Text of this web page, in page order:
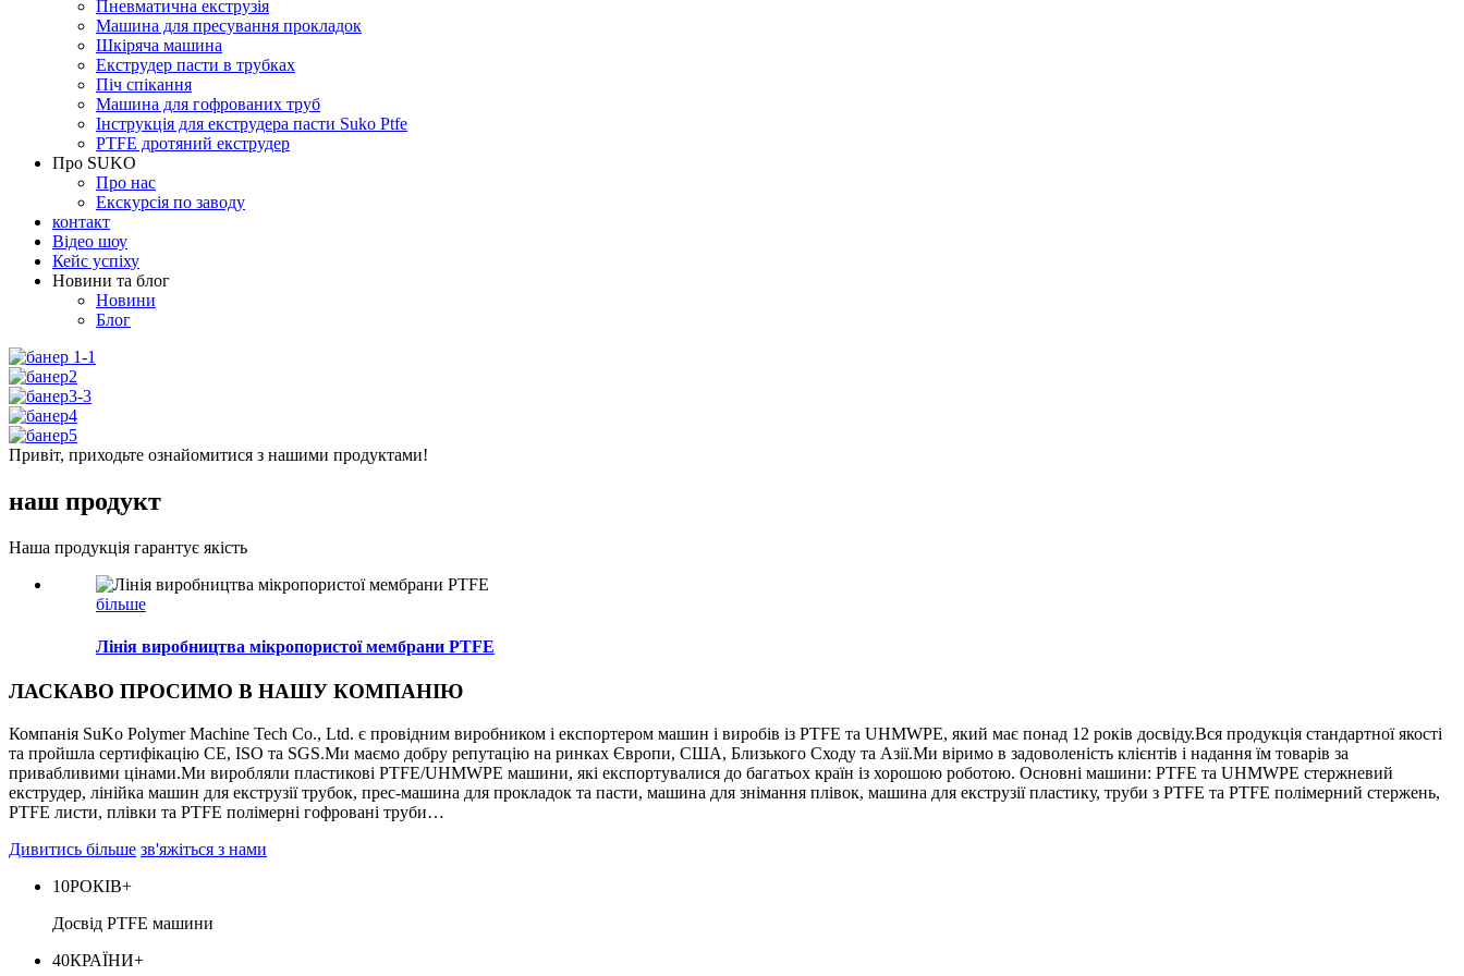
Пневматична екструзія
Машина для пресування прокладок
Шкіряча машина
Екструдер пасти в трубках
Піч спікання
Машина для гофрованих труб
Інструкція для екструдера пасти Suko Ptfe
PTFE дротяний екструдер
Про SUKO
Про нас
Екскурсія по заводу
контакт
Відео шоу
Кейс успіху
Новини та блог
Новини
Блог
Привіт, приходьте ознайомитися з нашими продуктами!
наш продукт
Наша продукція гарантує якість
більше
Лінія виробництва мікропористої мембрани PTFE
ЛАСКАВО ПРОСИМО В НАШУ КОМПАНІЮ
Компанія SuKo Polymer Machine Tech Co., Ltd. є провідним виробником і експортером машин і виробів із PTFE та UHMWPE, який має понад 12 років досвіду.Вся продукція стандартної якості
та пройшла сертифікацію CE, ISO та SGS.Ми маємо добру репутацію на ринках Європи, США, Близького Сходу та Азії.Ми віримо в задоволеність клієнтів і надання їм товарів за
привабливими цінами.Ми виробляли пластикові PTFE/UHMWPE машини, які експортувалися до багатьох країн із хорошою роботою. Основні машини: PTFE та UHMWPE стержневий
екструдер, лінійка машин для екструзії трубок, прес-машина для прокладок та пасти, машина для знімання плівок, машина для екструзії пластику, труби з PTFE та PTFE полімерний стержень,
PTFE листи, плівки та PTFE полімерні гофровані труби…
Дивитись більше зв'яжіться з нами
10РОКІВ+
Досвід PTFE машини
40КРАЇНИ+